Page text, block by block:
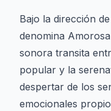
Bajo la dirección de
denomina
sonora transita
popular y la
despertar de los
emocionales